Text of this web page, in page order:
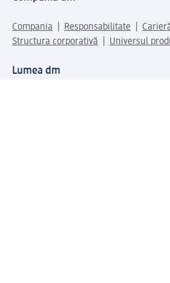
Compania Responsabilitate
Structura corporativă
Universul
Lumea dm